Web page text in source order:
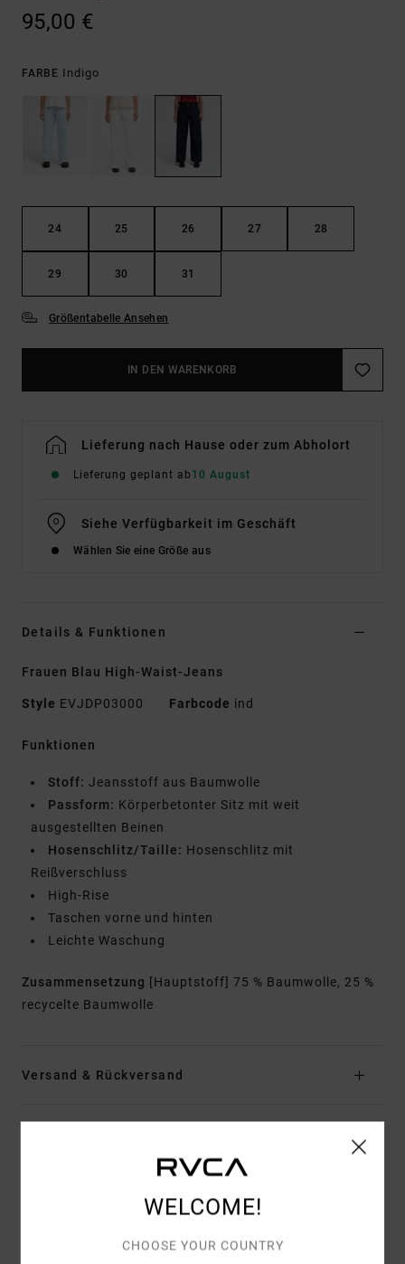
95,00 €
FARBE Indigo
24 25 26 27 28
29 30 31
Größentabelle Ansehen
IN DEN WARENKORB
Lieferung nach Hause oder zum Abholort
Lieferung geplant ab 10 August
Siehe Verfügbarkeit im Geschäft
Wählen Sie eine Größe aus
Details & Funktionen
Frauen Blau High-Waist-Jeans
Style EVJDP03000 Farbcode ind
Funktionen
Stoff: Jeansstoff aus Baumwolle
Passform: Körperbetonter Sitz mit weit
ausgestellten Beinen
Hosenschlitz/Taille: Hosenschlitz mit
Reißverschluss
High-Rise
Taschen vorne und hinten
Leichte Waschung
Zusammensetzung [Hauptstoff] 75 % Baumwolle, 25 %
recycelte Baumwolle
Versand & Rückversand
DURCHSCHNITTLICHE BEWERTUNG
WELCOME!
CHOOSE YOUR COUNTRY